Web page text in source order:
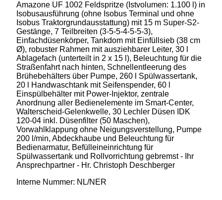
Amazone UF 1002 Feldspritze (Istvolumen: 1.100 l) in
Isobusausführung (ohne Isobus Terminal und ohne
Isobus Traktorgrundausstattung) mit 15 m Super-S2-
Gestänge, 7 Teilbreiten (3-5-5-4-5-5-3),
Einfachdüsenkörper, Tankdom mit Einfüllsieb (38 cm
Ø), robuster Rahmen mit ausziehbarer Leiter, 30 l
Ablagefach (unterteilt in 2 x 15 l), Beleuchtung für die
Straßenfahrt nach hinten, Schnellentleerung des
Brühebehälters über Pumpe, 260 l Spülwassertank,
20 l Handwaschtank mit Seifenspender, 60 l
Einspülbehälter mit Power-Injektor, zentrale
Anordnung aller Bedienelemente im Smart-Center,
Walterscheid-Gelenkwelle, 30 Lechler Düsen IDK
120-04 inkl. Düsenfilter (50 Maschen),
Vorwahlklappung ohne Neigungsverstellung, Pumpe
200 l/min, Abdeckhaube und Beleuchtung für
Bedienarmatur, Befülleineinrichtung für
Spülwassertank und Rollvorrichtung gebremst - Ihr
Ansprechpartner - Hr. Christoph Deschberger
Interne Nummer: NL/NER